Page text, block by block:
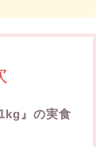
』の実食